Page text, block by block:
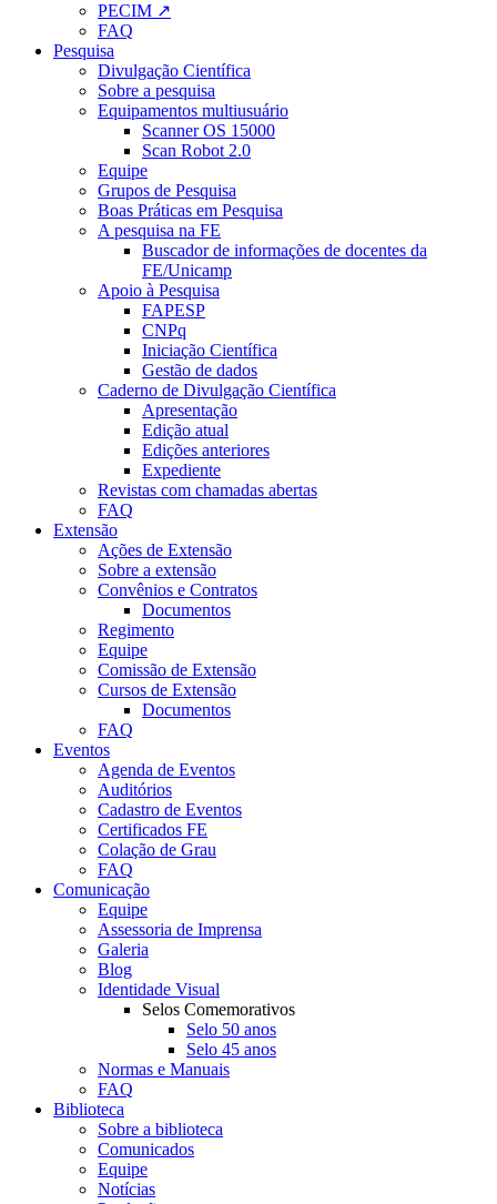
PECIM ↗
FAQ
Pesquisa
Divulgação Científica
Sobre a pesquisa
Equipamentos multiusuário
Scanner OS 15000
Scan Robot 2.0
Equipe
Grupos de Pesquisa
Boas Práticas em Pesquisa
A pesquisa na FE
Buscador de informações de docentes da
FE/Unicamp
Apoio à Pesquisa
FAPESP
CNPq
Iniciação Científica
Gestão de dados
Caderno de Divulgação Científica
Apresentação
Edição atual
Edições anteriores
Expediente
Revistas com chamadas abertas
FAQ
Extensão
Ações de Extensão
Sobre a extensão
Convênios e Contratos
Documentos
Regimento
Equipe
Comissão de Extensão
Cursos de Extensão
Documentos
FAQ
Eventos
Agenda de Eventos
Auditórios
Cadastro de Eventos
Certificados FE
Colação de Grau
FAQ
Comunicação
Equipe
Assessoria de Imprensa
Galeria
Blog
Identidade Visual
Selos Comemorativos
Selo 50 anos
Selo 45 anos
Normas e Manuais
FAQ
Biblioteca
Sobre a biblioteca
Comunicados
Equipe
Notícias